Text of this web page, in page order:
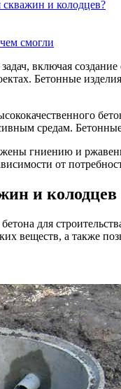
скважин и колодцев?
смогли
включая
Бетонные
средам.
гниению и
от
и колодцев
для
веществ, а также